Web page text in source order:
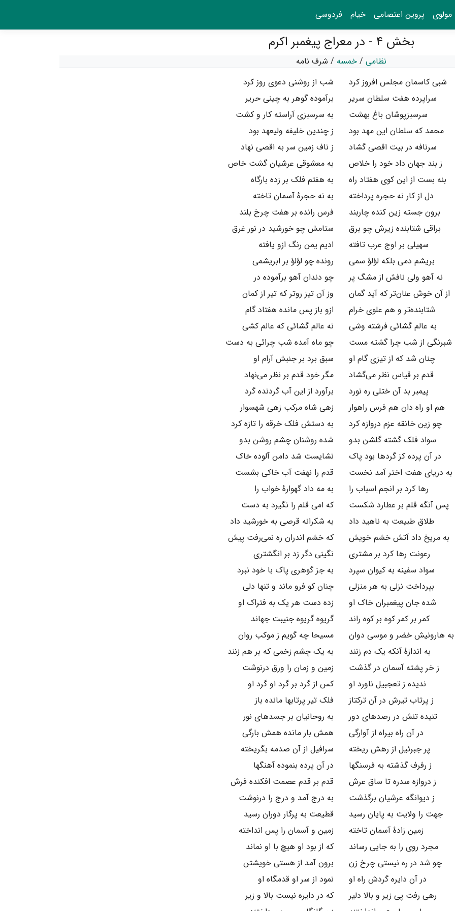
مولوی پروین اعتصامی خیام فردوسی
بخش ۴ - در معراج پیغمبر اکرم
نظامی / خمسه / شرف نامه
شبی کاسمان مجلس افروز کرد
شب از روشنی دعوی روز کرد
سراپرده هفت سلطان سریر
برآموده گوهر به چینی حریر
سرسبزپوشان باغ بهشت
به سرسبزی آراسته کار و کشت
محمد که سلطان این مهد بود
ز چندین خلیفه ولیعهد بود
سرنافه در بیت اقصی گشاد
ز ناف زمین سر به اقصی نهاد
ز بند جهان داد خود را خلاص
به معشوقی عرشیان گشت خاص
بنه بست از این کوی هفتاد راه
به هفتم فلک بر زده بارگاه
دل از کار نه حجره پرداخته
به نه حجرهٔ آسمان تاخته
برون جسته زین کنده چاربند
فرس رانده بر هفت چرخ بلند
براقی شتابنده زیرش چو برق
ستامش چو خورشید در نور غرق
سهیلی بر اوج عرب تافته
ادیم یمن رنگ ازو یافته
بریشم دمی بلکه لؤلؤ سمی
رونده چو لؤلؤ بر ابریشمی
نه آهو ولی نافش از مشگ پر
چو دندان آهو برآموده در
از آن خوش عنان‌تر که آید گمان
وز آن تیز روتر که تیر از کمان
شتابنده‌تر و هم علوی خرام
ازو باز پس مانده هفتاد گام
به عالم گشائی فرشته وشی
نه عالم گشائی که عالم کشی
شبرنگی از شب چرا گشته مست
چو ماه آمده شب چرائی به دست
چنان شد که از تیزی گام او
سبق برد بر جنبش آرام او
قدم بر قیاس نظر می‌گشاد
مگر خود قدم بر نظر می‌نهاد
پیمبر بد آن ختلی ره نورد
برآورد از این آب گردنده گرد
هم او راه دان هم فرس راهوار
زهی شاه مرکب زهی شهسوار
چو زین خانقه عزم دروازه کرد
به دستش فلک خرقه را تازه کرد
سواد فلک گشته گلشن بدو
شده روشنان چشم روشن بدو
در آن پرده کز گردها بود پاک
نشایست شد دامن آلوده خاک
به دریای هفت اختر آمد نخست
قدم را نهفت آب خاکی بشست
رها کرد بر انجم اسباب را
به مه داد گهوارهٔ خواب را
پس آنگه قلم بر عطارد شکست
که امی قلم را نگیرد به دست
طلاق طبیعت به ناهید داد
به شکرانه قرصی به خورشید داد
به مریخ داد آتش خشم خویش
که خشم اندران ره نمی‌رفت پیش
رعونت رها کرد بر مشتری
نگینی دگر زد بر انگشتری
سواد سفینه به کیوان سپرد
به جز گوهری پاک با خود نبرد
بپرداخت نزلی به هر منزلی
چنان کو فرو ماند و تنها دلی
شده جان پیغمبران خاک او
زده دست هر یک به فتراک او
کمر بر کمر کوه بر کوه راند
گریوه گریوه جنیبت جهاند
به هارونیش خضر و موسی دوان
مسیحا چه گویم ز موکب روان
به اندازهٔ آنکه یک دم زنند
به یک چشم زخمی که بر هم زنند
ز خر پشته آسمان در گذشت
زمین و زمان را ورق درنوشت
ندیده ز تعجبیل ناورد او
کس از گرد بر گرد او گرد او
ز پرتاب تیرش در آن ترکتاز
فلک تیر پرتابها مانده باز
تنیده تنش در رصدهای دور
به روحانیان بر جسدهای نور
در آن راه بیراه از آوارگی
همش بار مانده همش بارگی
پر جبرئیل از رهش ریخته
سرافیل از آن صدمه بگریخته
ز رفرف گذشته به فرسنگها
در آن پرده بنموده آهنگها
ز دروازه سدره تا ساق عرش
قدم بر قدم عصمت افکنده فرش
ز دیوانگه عرشیان برگذشت
به درج آمد و درج را درنوشت
جهت را ولایت به پایان رسید
قطیعت به پرگار دوران رسید
زمین زادهٔ آسمان تاخته
زمین و آسمان را پس انداخته
مجرد روی را به جایی رساند
که از بود او هیچ با او نماند
چو شد در ره نیستی چرخ زن
برون آمد از هستی خویشتن
در آن دایره گردش راه او
نمود از سر او قدمگاه او
رهی رفت پی زیر و بالا دلیر
که در دایره نیست بالا و زیر